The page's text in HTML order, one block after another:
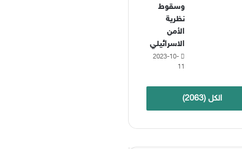
وسقوط
نظرية
الأمن
الاسرائيلي
2023-10-
11
الكل (2063)